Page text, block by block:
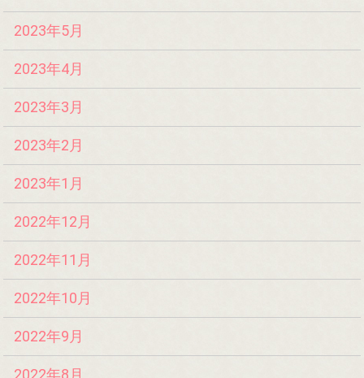
2023年5月
2023年4月
2023年3月
2023年2月
2023年1月
2022年12月
2022年11月
2022年10月
2022年9月
2022年8月